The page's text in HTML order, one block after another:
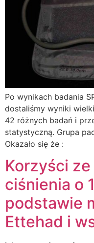
Po wynikach badania
dostaliśmy wyniki
42 różnych badań i
statystyczną. Grupa
Okazało się że :
Korzyści
ciśnienia o
podstawie
Ettehad i